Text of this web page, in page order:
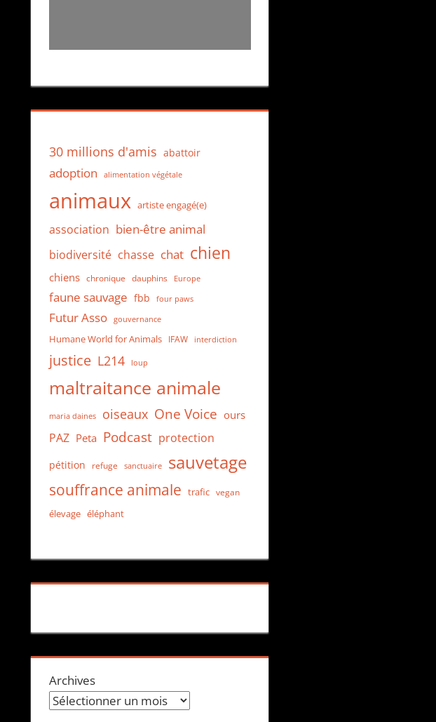
30 millions d'amis abattoir
adoption alimentation végétale
animaux artiste engagé(e)
association bien-être animal
biodiversité chasse chat chien
chiens chronique dauphins Europe
faune sauvage fbb four paws
Futur Asso gouvernance
Humane World for Animals IFAW interdiction
justice L214 loup
maltraitance animale
maria daines oiseaux One Voice ours
PAZ Peta Podcast protection
pétition refuge sanctuaire sauvetage
souffrance animale trafic vegan
élevage éléphant
Archives